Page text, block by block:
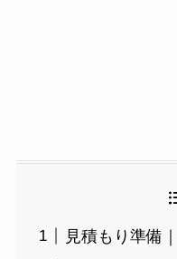
見積もり準備